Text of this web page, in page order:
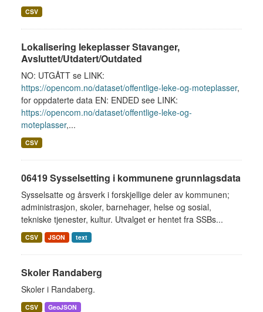
CSV
Lokalisering lekeplasser Stavanger,
Avsluttet/Utdatert/Outdated
NO: UTGÅTT se LINK:
https://opencom.no/dataset/offentlige-leke-og-moteplasser,
for oppdaterte data EN: ENDED see LINK:
https://opencom.no/dataset/offentlige-leke-og-
moteplasser,...
CSV
06419 Sysselsetting i kommunene grunnlagsdata
Sysselsatte og årsverk i forskjellige deler av kommunen;
administrasjon, skoler, barnehager, helse og sosial,
tekniske tjenester, kultur. Utvalget er hentet fra SSBs...
CSV JSON text
Skoler Randaberg
Skoler i Randaberg.
CSV GeoJSON